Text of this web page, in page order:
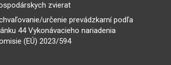
zvierat
určenie prevádzkarní podľa
44 Vykonávacieho nariadenia
(EÚ) 2023/594